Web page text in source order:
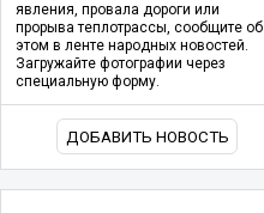
явления, провала дороги или
прорыва теплотрассы, сообщите об
этом в ленте народных новостей.
Загружайте фотографии через
специальную форму.
ДОБАВИТЬ НОВОСТЬ